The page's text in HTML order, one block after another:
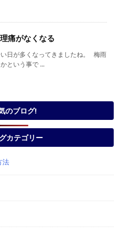
痛がなくなる
日が多くなってきましたね。 梅雨
という事で ...
のブログ!
カテゴリー
法